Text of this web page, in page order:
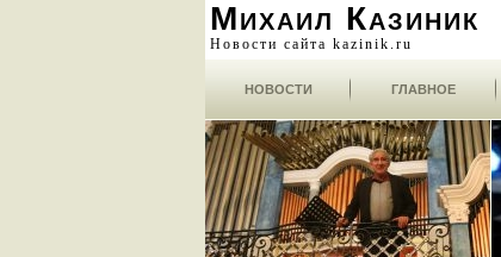
Михаил Казиник
Новости сайта kazinik.ru
НОВОСТИ ГЛАВНОЕ